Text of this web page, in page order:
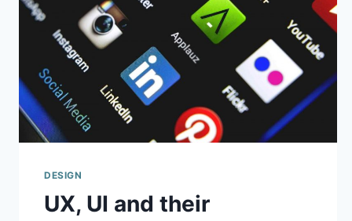
DESIGN
UX, UI and their